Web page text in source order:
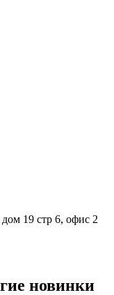
19 стр 6, офис 2
новинки